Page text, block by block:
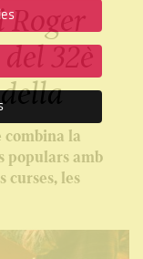
Roger
32è
combina la
populars amb
curses, les